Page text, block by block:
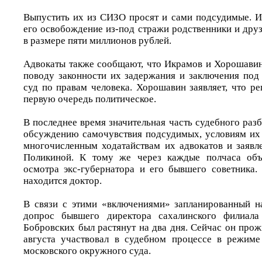
Выпустить их из СИЗО просят и сами подсудимые.
его освобождение из-под стражи родственники и
в размере пяти миллионов рублей.
Адвокаты также сообщают, что Икрамов и
поводу законности их задержания и заключения
суд по правам человека. Хорошавин заявляет, что
первую очередь политическое.
В последнее время значительная часть судебного
обсуждению самочувствия подсудимых, условиям
многочисленным ходатайствам их адвокатов и
Поликиной. К тому же через каждые полчаса
осмотра экс-губернатора и его бывшего
находится доктор.
В связи с этими «включениями» запланированный
допрос бывшего директора сахалинского
Бобровских был растянут на два дня. Сейчас он
августа участвовал в судебном процессе в
московского окружного суда.